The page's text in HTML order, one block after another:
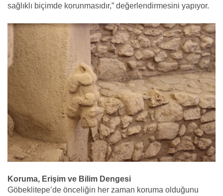
sağlıklı biçimde korunmasıdır,” değerlendirmesini yapıyor.
Koruma, Erişim ve Bilim Dengesi
Göbeklitepe’de önceliğin her zaman koruma olduğunu